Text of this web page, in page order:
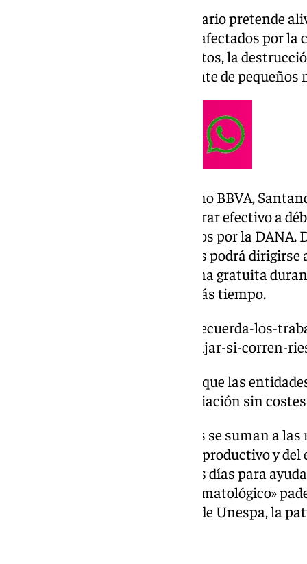
Con esta medida, el sector bancario pretende
personas, pymes y autónomos afectados por
más de dos centenares de muertos, la
pérdida de un número importante de
El pasado jueves, entidades como BBVA,
anunciaron que permitirán retirar efectivo a
Valencia en apoyo a los afectados por la
de cualquiera de estas entidades podrá
Valencia y retirar dinero de forma gratuita
plazo podría prolongarse por más tiempo.
https://www.101tv.es/trabajo-recuerda-los-
no-estan-obligados-a-ir-a-trabajar-si-corren-
Esta medida se sumaba a otras que las
la región, como líneas de financiación sin
Con estas iniciativas los bancos se suman a
planteadas por parte del sector productivo y
han multiplicado en los últimos días para
desastre, «el mayor siniestro climatológico»
Mirenchu del Valle, presidenta de Unespa, la